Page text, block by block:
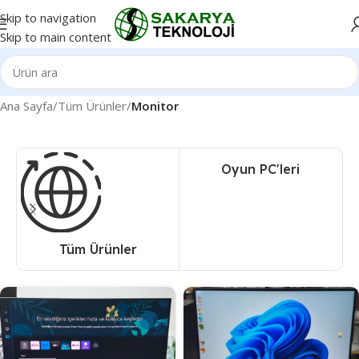
Skip to navigation
Skip to main content
Ana Sayfa/Tüm Ürünler/Monitor
Tüm Ürünler
Oyun PC'leri